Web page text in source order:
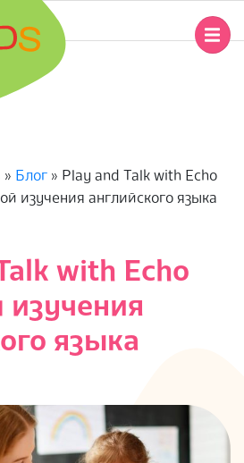
» Блог » Play and Talk with Echo
изучения английского языка
with Echo
изучения
языка